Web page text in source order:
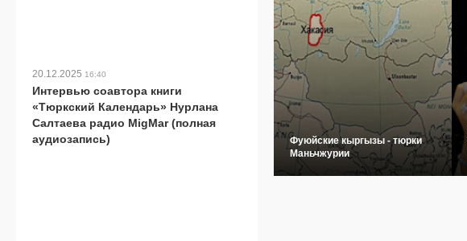
Фуюйские кыргызы - тюрки
Маньчжурии
20.12.2025 16:40
Интервью соавтора книги
«Тюркский Календарь» Нурлана
Салтаева радио MigMar (полная
аудиозапись)